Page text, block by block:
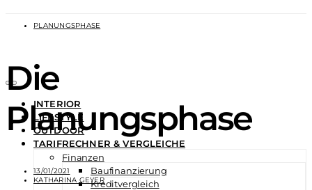
INTERIOR
LIFESTYLE
OUTDOOR
TARIFRECHNER & VERGLEICHE
Finanzen
Baufinanzierung
Kreditvergleich
PLANUNGSPHASE
Die
Planungsphase
13/01/2021
KATHARINA GEYER